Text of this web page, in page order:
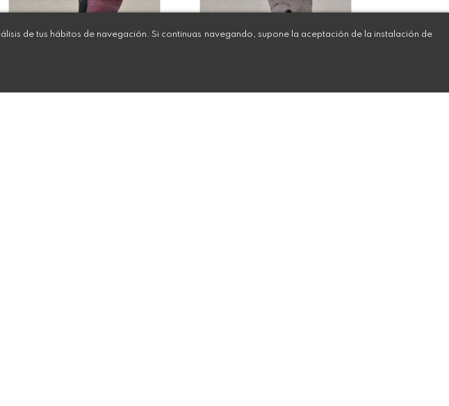
de tus hábitos de navegación. Si continuas navegando, supone la aceptación de la instalación de